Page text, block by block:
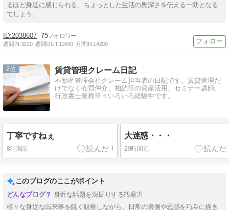
るほど身近に感じられる、ちょっとした生活の奥深さを伝える一助となる
でしょう。
2038607 75
週間IN:3220 週間OUT:11490 月間IN:14200
2 賃貸管理クレーム日記
不動産管理会社クレーム担当者の日記です。賃貸管理だ
けでなく売買仲介、相続等の資産活用、セミナー講師、
行政書士業務等々いろいろ経験中です。
丁寧ですねぇ
8時間前
大迷惑・・・
29時間前
このブログのここがポイント
身近な話題を深掘りする観察力
様々な身近な出来事を鋭く観察しながら、日常の裏側や思惑を巧みに描き